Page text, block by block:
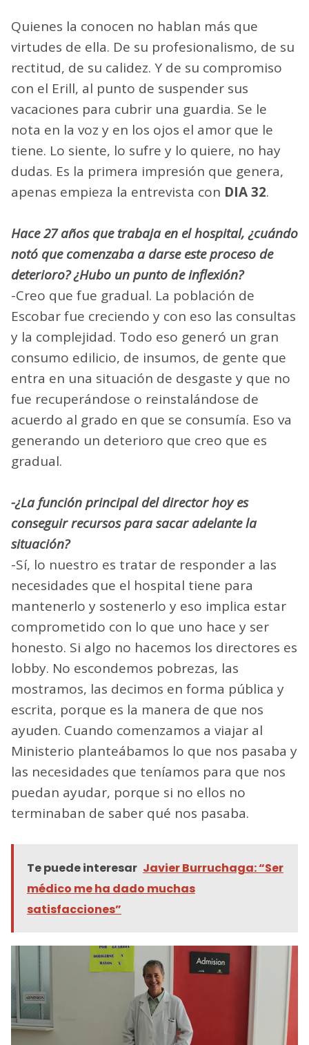
Quienes la conocen no hablan más que
virtudes de ella. De su profesionalismo, de su
rectitud, de su calidez. Y de su compromiso
con el Erill, al punto de suspender sus
vacaciones para cubrir una guardia. Se le
nota en la voz y en los ojos el amor que le
tiene. Lo siente, lo sufre y lo quiere, no hay
dudas. Es la primera impresión que genera,
apenas empieza la entrevista con DIA 32.
Hace 27 años que trabaja en el hospital, ¿cuándo
notó que comenzaba a darse este proceso de
deterioro? ¿Hubo un punto de inflexión?
-Creo que fue gradual. La población de
Escobar fue creciendo y con eso las consultas
y la complejidad. Todo eso generó un gran
consumo edilicio, de insumos, de gente que
entra en una situación de desgaste y que no
fue recuperándose o reinstalándose de
acuerdo al grado en que se consumía. Eso va
generando un deterioro que creo que es
gradual.
-¿La función principal del director hoy es
conseguir recursos para sacar adelante la
situación?
-Sí, lo nuestro es tratar de responder a las
necesidades que el hospital tiene para
mantenerlo y sostenerlo y eso implica estar
comprometido con lo que uno hace y ser
honesto. Si algo no hacemos los directores es
lobby. No escondemos pobrezas, las
mostramos, las decimos en forma pública y
escrita, porque es la manera de que nos
ayuden. Cuando comenzamos a viajar al
Ministerio planteábamos lo que nos pasaba y
las necesidades que teníamos para que nos
puedan ayudar, porque si no ellos no
terminaban de saber qué nos pasaba.
Te puede interesar Javier Burruchaga: “Ser
médico me ha dado muchas
satisfacciones”